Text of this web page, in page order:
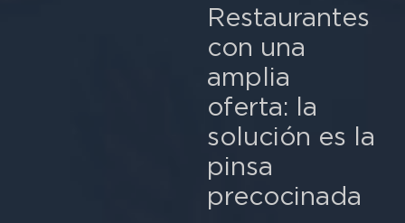
Restaurantes
con una
amplia
oferta: la
solución es la
pinsa
precocinada